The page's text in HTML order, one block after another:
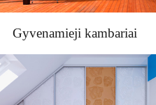
Gyvenamieji kambariai